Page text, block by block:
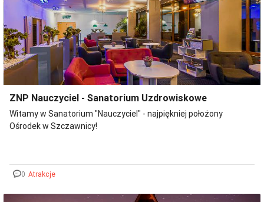
ZNP Nauczyciel - Sanatorium Uzdrowiskowe
Witamy w Sanatorium "Nauczyciel" - najpiękniej położony
Ośrodek w Szczawnicy!
0 Atrakcje